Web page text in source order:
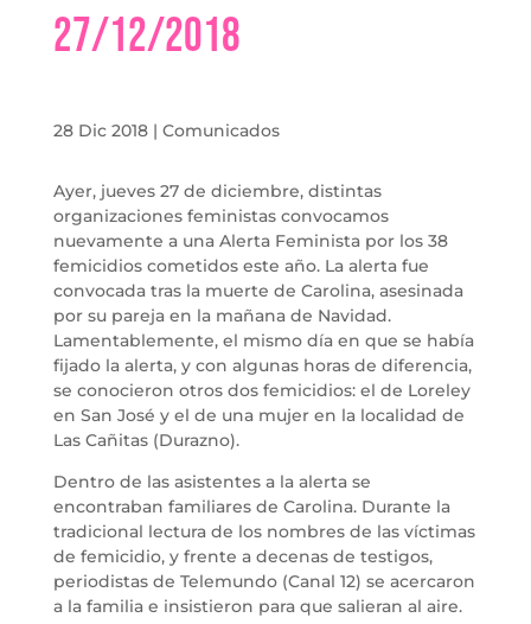
27/12/2018
28 Dic 2018| Comunicados
Ayer, jueves 27 de diciembre, distintas
organizaciones feministas convocamos
nuevamente a una Alerta Feminista por los 38
femicidios cometidos este año. La alerta fue
convocada tras la muerte de Carolina, asesinada
por su pareja en la mañana de Navidad.
Lamentablemente, el mismo día en que se había
fijado la alerta, y con algunas horas de diferencia,
se conocieron otros dos femicidios: el de Loreley
en San José y el de una mujer en la localidad de
Las Cañitas (Durazno).
Dentro de las asistentes a la alerta se
encontraban familiares de Carolina. Durante la
tradicional lectura de los nombres de las víctimas
de femicidio, y frente a decenas de testigos,
periodistas de Telemundo (Canal 12) se acercaron
a la familia e insistieron para que salieran al aire.